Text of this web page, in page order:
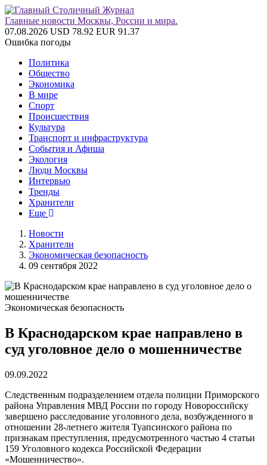
Главные новости Москвы, России и мира.
07.08.2026 USD 78.92 EUR 91.37
Ошибка погоды
Политика
Общество
Экономика
В мире
Спорт
Происшествия
Культура
Транспорт и инфраструктура
События и Афиша
Экология
Люди Москвы
Интервью
Тренды
Хранители
Еще
Новости
Хранители
Экономическая безопасность
09 сентября 2022
Экономическая безопасность
В Краснодарском крае направлено в
суд уголовное дело о мошенничестве
09.09.2022
Следственным подразделением отдела полиции Приморского
района Управления МВД России по городу Новороссийску
завершено расследование уголовного дела, возбужденного в
отношении 28-летнего жителя Туапсинского района по
признакам преступления, предусмотренного частью 4 статьи
159 Уголовного кодекса Российской Федерации
«Мошенничество».